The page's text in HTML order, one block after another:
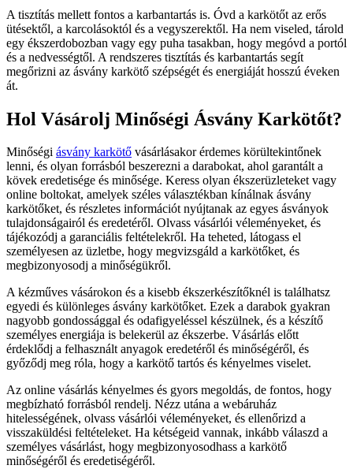
A tisztítás mellett fontos a karbantartás is. Óvd a karkötőt az erős
ütésektől, a karcolásoktól és a vegyszerektől. Ha nem viseled, tárold
egy ékszerdobozban vagy egy puha tasakban, hogy megóvd a portól
és a nedvességtől. A rendszeres tisztítás és karbantartás segít
megőrizni az ásvány karkötő szépségét és energiáját hosszú éveken
át.
Hol Vásárolj Minőségi Ásvány Karkötőt?
Minőségi ásvány karkötő vásárlásakor érdemes körültekintőnek
lenni, és olyan forrásból beszerezni a darabokat, ahol garantált a
kövek eredetisége és minősége. Keress olyan ékszerüzleteket vagy
online boltokat, amelyek széles választékban kínálnak ásvány
karkötőket, és részletes információt nyújtanak az egyes ásványok
tulajdonságairól és eredetéről. Olvass vásárlói véleményeket, és
tájékozódj a garanciális feltételekről. Ha teheted, látogass el
személyesen az üzletbe, hogy megvizsgáld a karkötőket, és
megbizonyosodj a minőségükről.
A kézműves vásárokon és a kisebb ékszerkészítőknél is találhatsz
egyedi és különleges ásvány karkötőket. Ezek a darabok gyakran
nagyobb gondossággal és odafigyeléssel készülnek, és a készítő
személyes energiája is belekerül az ékszerbe. Vásárlás előtt
érdeklődj a felhasznált anyagok eredetéről és minőségéről, és
győződj meg róla, hogy a karkötő tartós és kényelmes viselet.
Az online vásárlás kényelmes és gyors megoldás, de fontos, hogy
megbízható forrásból rendelj. Nézz utána a webáruház
hitelességének, olvass vásárlói véleményeket, és ellenőrizd a
visszaküldési feltételeket. Ha kétségeid vannak, inkább válaszd a
személyes vásárlást, hogy megbizonyosodhass a karkötő
minőségéről és eredetiségéről.